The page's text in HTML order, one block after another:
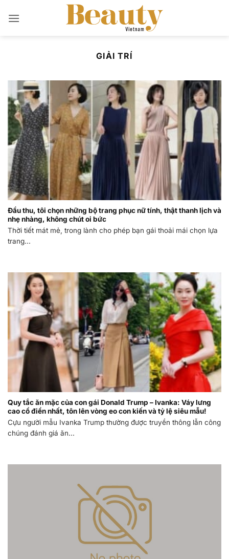
qua
GIẢI TRÍ
Đầu thu, tôi chọn những bộ trang phục nữ tính, thật thanh lịch và
nhẹ nhàng, không chút oi bức
Thời tiết mát mẻ, trong lành cho phép bạn gái thoải mái chọn lựa
trang...
Quy tắc ăn mặc của con gái Donald Trump – Ivanka: Váy lưng
cao cổ điển nhất, tôn lên vòng eo con kiến và tỷ lệ siêu mẫu!
Cựu người mẫu Ivanka Trump thường được truyền thông lẫn công
chúng đánh giá ăn...